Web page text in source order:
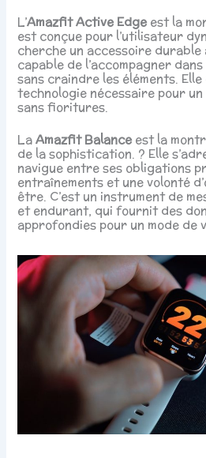
L’Amazfit Active Edgeest la
est conçue pour l’utilisateur
cherche un accessoire durable
capable de l’accompagner
sans craindre les éléments.
technologie nécessaire pour
sans fioritures.
LaAmazfit Balanceest la
de la sophistication. ? Elle
navigue entre ses obligations
entraînements et une volonté
être. C’est un instrument de
et endurant, qui fournit des
approfondies pour un mode de